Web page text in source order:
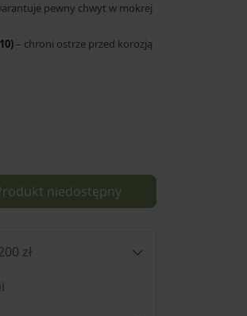
pewny chwyt w mokrej
– chroni ostrze przed korozją
niedostępny
zł